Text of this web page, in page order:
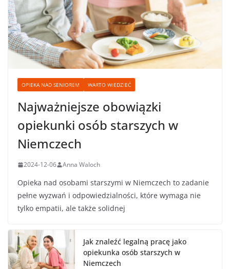
OPIEKA NAD SENIOREM WARTO WIEDZIEĆ
Najważniejsze obowiązki
opiekunki osób starszych w
Niemczech
2024-12-06 Anna Waloch
Opieka nad osobami starszymi w Niemczech to zadanie
pełne wyzwań i odpowiedzialności, które wymaga nie
tylko empatii, ale także solidnej
Jak znaleźć legalną pracę jako
opiekunka osób starszych w
Niemczech